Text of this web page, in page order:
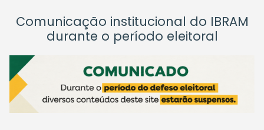
Comunicação institucional do IBRAM
durante o período eleitoral